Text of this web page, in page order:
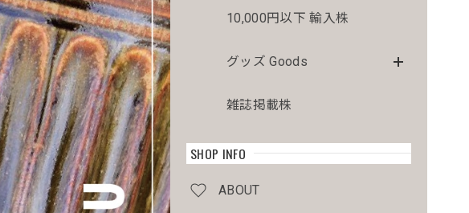
10,000円以下 輸入株
グッズ Goods
雑誌掲載株
SHOP INFO
ABOUT